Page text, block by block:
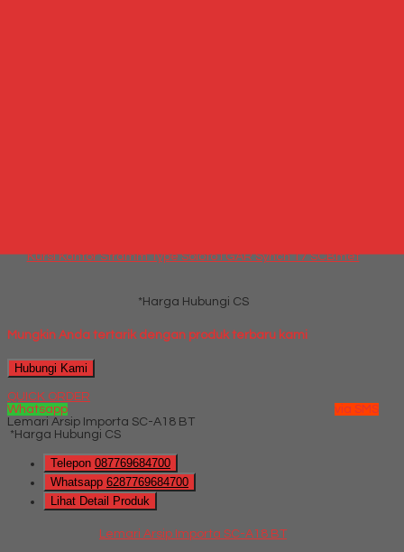
Kursi Kantor Stramm Type Soloto I GAR Synch T7 SCBmet
*Harga Hubungi CS
Mungkin Anda tertarik dengan produk terbaru kami
Hubungi Kami
QUICK ORDER
Whatsapp
via SMS
Lemari Arsip Importa SC-A18 BT
*Harga Hubungi CS
Telepon 087769684700
Whatsapp 6287769684700
Lihat Detail Produk
Lemari Arsip Importa SC-A18 BT